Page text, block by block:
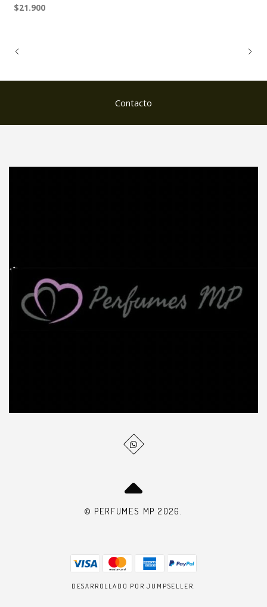
$21.900
Contacto
© PERFUMES MP 2026.
DESARROLLADO POR JUMPSELLER